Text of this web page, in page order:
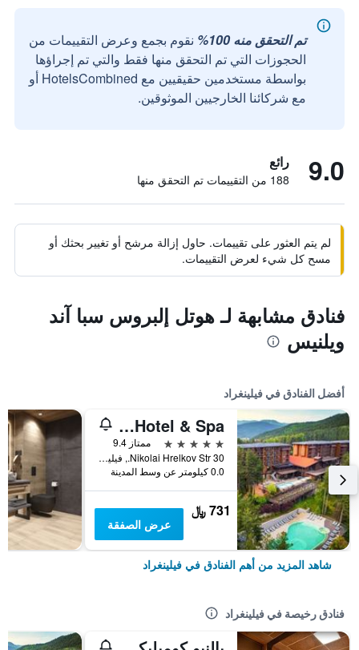
تم التحقق منه 100%
نقوم بجمع وعرض التقييمات من
الحجوزات التي تم التحقق منها فقط والتي تم إجراؤها
بواسطة مستخدمين حقيقيين مع HotelsCombined أو
مع شركائنا الخارجيين الموثوقين.
9.0 رائع
188 من التقييمات تم التحقق منها
لم يتم العثور على تقييمات. حاول إزالة مرشح أو تغيير بحثك أو
مسح كل شيء لعرض التقييمات.
فنادق مشابهة لـ هوتل إلبروس سبا آند
ويلنيس
أفضل الفنادق في فيلينغراد
Maxi Park Hotel & Spa
5 نجوم
ممتاز 9.4
30 Nikolai Hrelkov Str., فيلينغراد, بلغاريا
0.0 كيلومتر عن وسط المدينة
731 ﷼
عرض الصفقة
شاهد المزيد من أهم الفنادق في فيلينغراد
فنادق رخيصة في فيلينغراد